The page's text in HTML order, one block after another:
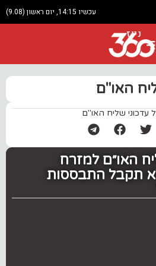
עכשיו 14:15, יום ראשון (9.08)
ניוז
האו"ם
עדכוני שליח האו"ם
האו״ם למזרח
תקבל התבססות